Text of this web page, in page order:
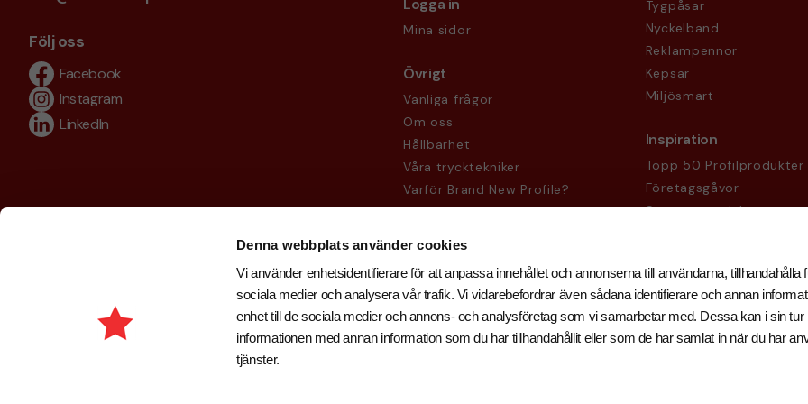
Denna webbplats använder cookies
Vi använder enhetsidentifierare för att anpassa innehållet och annonserna till användarna, tillhandahålla
sociala medier och analysera vår trafik. Vi vidarebefordrar även sådana identifierare och annan
enhet till de sociala medier och annons- och analysföretag som vi samarbetar med. Dessa kan i sin tur
informationen med annan information som du har tillhandahållit eller som de har samlat in när du har
tjänster.
Följ oss
Facebook
Instagram
LinkedIn
Logga in
Mina sidor
Övrigt
Vanliga frågor
Om oss
Hållbarhet
Våra trycktekniker
Varför Brand New Profile?
Köpvillkor
Tygpåsar
Nyckelband
Reklampennor
Kepsar
Miljösmart
Inspiration
Topp 50 Profilprodukter
Företagsgåvor
Säsongsprodukter